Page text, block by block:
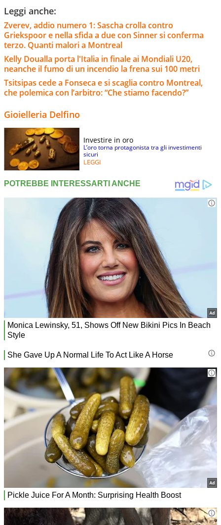
Leggi anche:
Zverev, addio numero 1: Sascha crolla contro
Griekspoor e nella sfida a due con Sinner si conferma
terzo. Quanti malori a Montreal
Kelly Doualla porta l'Italia in finale ai Mondiali U20,
neanche il fumo di un incendio la frena sui 100 metri
Tsitsipas cede a Fonseca e si scaglia contro Montreal,
che polemica con l’arbitro: “Che stiamo facendo?”
Gioielleria Delfino
Investire in oro
L’oro torna protagonista tra gli investimenti
sicuri
LEGGI